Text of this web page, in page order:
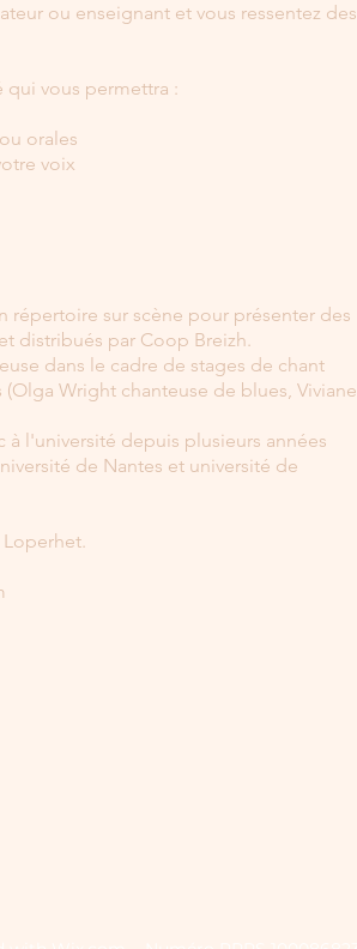
ou enseignant et vous ressentez des
vous permettra :
orales
voix
répertoire sur scène pour présenter des
distribués par Coop Breizh.
dans le cadre de stages de chant
Wright chanteuse de blues, Viviane
l'université depuis plusieurs années
de Nantes et université de